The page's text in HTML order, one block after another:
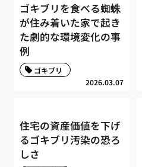
ゴキブリを食べる蜘蛛
が住み着いた家で起き
た劇的な環境変化の事
例
2026.03.07
ゴキブリ
住宅の資産価値を下げ
るゴキブリ汚染の恐ろ
しさ